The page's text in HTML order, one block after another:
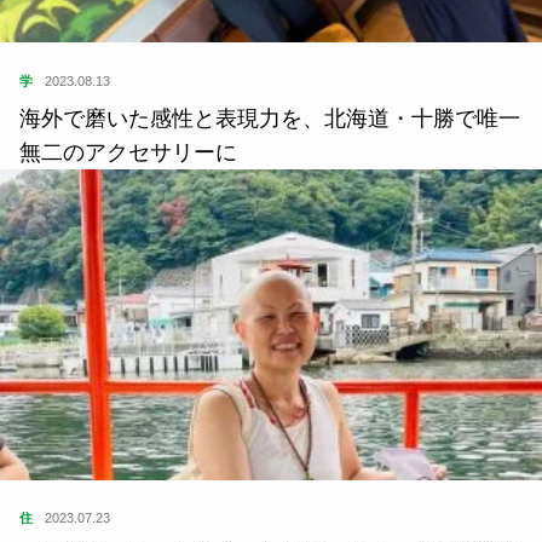
学 2023.08.13
海外で磨いた感性と表現力を、北海道・十勝で唯一
無二のアクセサリーに
住 2023.07.23